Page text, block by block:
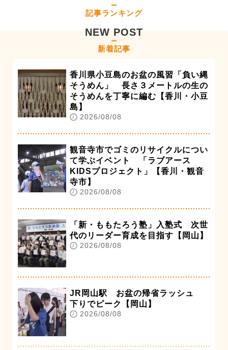
記事ランキング
NEW POST
新着記事
香川県小豆島のお盆の風習「負い縄
そうめん」 長さ３メートルの生の
そうめんを丁寧に編む【香川・小豆
島】
2026/08/08
観音寺市でゴミのリサイクルについ
て学ぶイベント 「ラブアース
KIDSプロジェクト」【香川・観音
寺市】
2026/08/08
「新・ももたろう塾」入塾式 次世
代のリーダー育成を目指す【岡山】
2026/08/08
JR岡山駅 お盆の帰省ラッシュ
下りでピーク【岡山】
2026/08/08